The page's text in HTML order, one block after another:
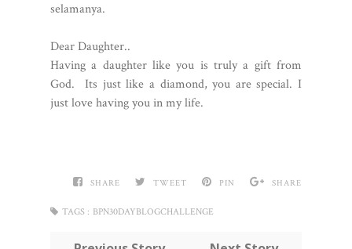
selamanya.
Dear Daughter..
Having a daughter like you is truly a gift from
God. Its just like a diamond, you are special. I
just love having you in my life.
SHARE TWEET PIN SHARE
TAGS : BPN30DAYBLOGCHALLENGE